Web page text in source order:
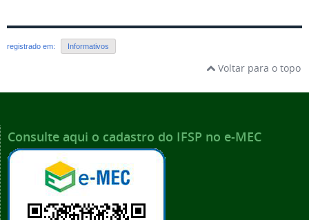
registrado em: Informativos
Voltar para o topo
Consulte aqui o cadastro do IFSP no e-MEC